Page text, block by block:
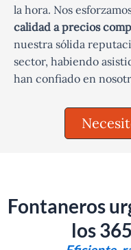
la hora. Nos
calidad a precios
nuestra sólida
sector, habiendo
han confiado en
Fontaneros
los